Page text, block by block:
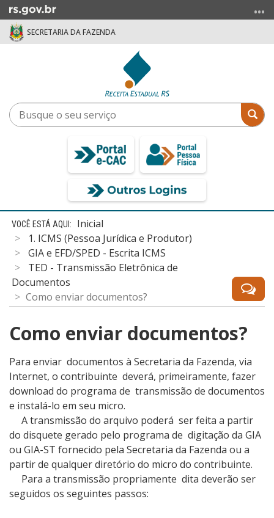
para
menu
SECRETARIA DA FAZENDA
Busque
o
Início
conteúdo
Inicial
1. ICMS (Pessoa Jurídica e Produtor)
GIA e EFD/SPED - Escrita ICMS
TED - Transmissão Eletrônica de
Documentos
Como enviar documentos?
Como enviar documentos?
Para enviar documentos à Secretaria da Fazenda, via
Internet, o contribuinte deverá, primeiramente, fazer
download do programa de transmissão de documentos
e instalá-lo em seu micro.
A transmissão do arquivo poderá ser feita a partir
do disquete gerado pelo programa de digitação da GIA
ou GIA-ST fornecido pela Secretaria da Fazenda ou a
partir de qualquer diretório do micro do contribuinte.
Para a transmissão propriamente dita deverão ser
seguidos os seguintes passos: